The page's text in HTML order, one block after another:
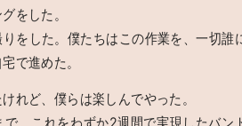
をした。
をした。僕たちはこの作業を、一切誰
で進めた。
れど、僕らは楽しんでやった。
、これをわずか2週間で実現したバン